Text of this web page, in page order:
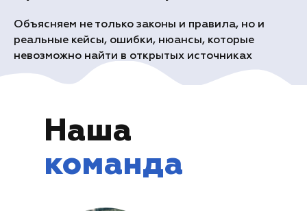
Объясняем не только законы и правила, но и
реальные кейсы, ошибки, нюансы, которые
невозможно найти в открытых источниках
Наша
команда